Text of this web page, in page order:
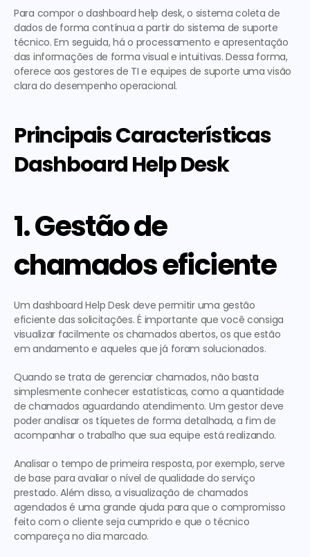
Para compor o dashboard help desk, o sistema coleta de
dados de forma contínua a partir do sistema de suporte
técnico. Em seguida, há o processamento e apresentação
das informações de forma visual e intuitivas. Dessa forma,
oferece aos gestores de TI e equipes de suporte uma visão
clara do desempenho operacional.
Principais Características
Dashboard Help Desk
1. Gestão de
chamados eficiente
Um dashboard Help Desk deve permitir uma gestão
eficiente das solicitações. É importante que você consiga
visualizar facilmente os chamados abertos, os que estão
em andamento e aqueles que já foram solucionados.
Quando se trata de gerenciar chamados, não basta
simplesmente conhecer estatísticas, como a quantidade
de chamados aguardando atendimento. Um gestor deve
poder analisar os tíquetes de forma detalhada, a fim de
acompanhar o trabalho que sua equipe está realizando.
Analisar o tempo de primeira resposta, por exemplo, serve
de base para avaliar o nível de qualidade do serviço
prestado. Além disso, a visualização de chamados
agendados é uma grande ajuda para que o compromisso
feito com o cliente seja cumprido e que o técnico
compareça no dia marcado.